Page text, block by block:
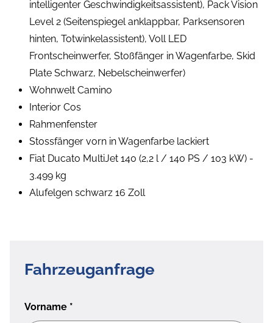
intelligenter Geschwindigkeitsassistent), Pack Vision
Level 2 (Seitenspiegel anklappbar, Parksensoren
hinten, Totwinkelassistent), Voll LED
Frontscheinwerfer, Stoßfänger in Wagenfarbe, Skid
Plate Schwarz, Nebelscheinwerfer)
Wohnwelt Camino
Interior Cos
Rahmenfenster
Stossfänger vorn in Wagenfarbe lackiert
Fiat Ducato MultiJet 140 (2,2 l / 140 PS / 103 kW) -
3.499 kg
Alufelgen schwarz 16 Zoll
Fahrzeuganfrage
Vorname *